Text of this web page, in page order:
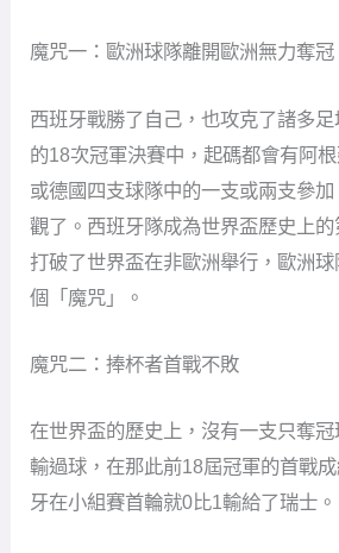
魔咒一：歐洲球隊離開歐洲無力奪冠
西班牙戰勝了自己，也攻克了諸多
的18次冠軍決賽中，起碼都會有阿
或德國四支球隊中的一支或兩支參
觀了。西班牙隊成為世界盃歷史上
打破了世界盃在非歐洲舉行，歐洲
個「魔咒」。
魔咒二：捧杯者首戰不敗
在世界盃的歷史上，沒有一支只奪
輸過球，在那此前18屆冠軍的首戰
牙在小組賽首輪就0比1輸給了瑞士。